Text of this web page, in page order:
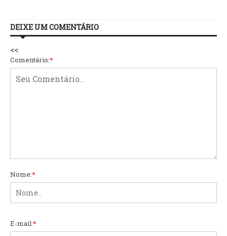
DEIXE UM COMENTÁRIO
<<
Comentário:*
Nome:*
E-mail:*